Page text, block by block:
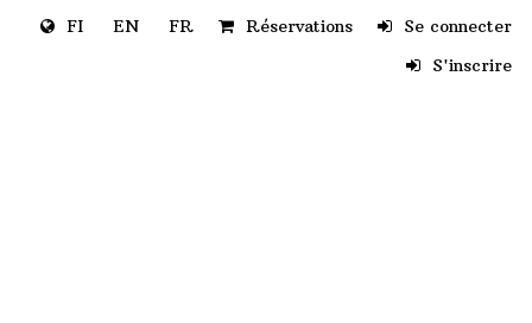
Aller au contenu principal
FI EN FR Réservations
Se connecter
S'inscrire